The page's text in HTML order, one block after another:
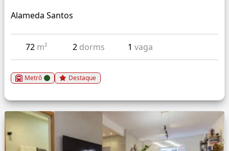
Alameda Santos
72 m² 2 dorms 1vaga
Metrô Destaque